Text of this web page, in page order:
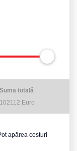
Suma totală
102112 Euro
apărea costuri